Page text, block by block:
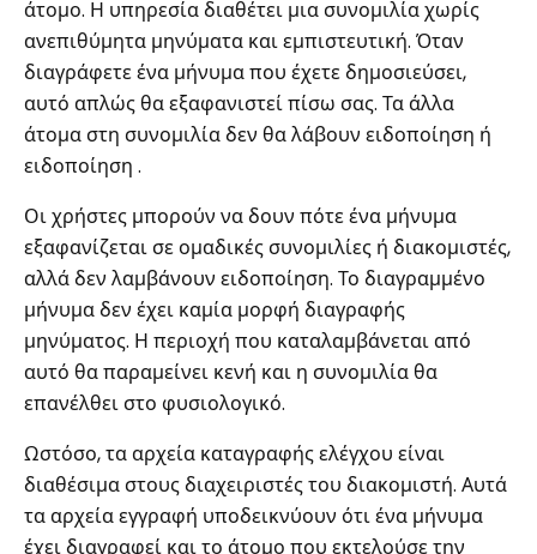
άτομο. Η υπηρεσία διαθέτει μια συνομιλία χωρίς
ανεπιθύμητα μηνύματα και εμπιστευτική. Όταν
διαγράφετε ένα μήνυμα που έχετε δημοσιεύσει,
αυτό απλώς θα εξαφανιστεί πίσω σας. Τα άλλα
άτομα στη συνομιλία δεν θα λάβουν ειδοποίηση ή
ειδοποίηση .
Οι χρήστες μπορούν να δουν πότε ένα μήνυμα
εξαφανίζεται σε ομαδικές συνομιλίες ή διακομιστές,
αλλά δεν λαμβάνουν ειδοποίηση. Το διαγραμμένο
μήνυμα δεν έχει καμία μορφή διαγραφής
μηνύματος. Η περιοχή που καταλαμβάνεται από
αυτό θα παραμείνει κενή και η συνομιλία θα
επανέλθει στο φυσιολογικό.
Ωστόσο, τα αρχεία καταγραφής ελέγχου είναι
διαθέσιμα στους διαχειριστές του διακομιστή. Αυτά
τα αρχεία εγγραφή υποδεικνύουν ότι ένα μήνυμα
έχει διαγραφεί και το άτομο που εκτελούσε την